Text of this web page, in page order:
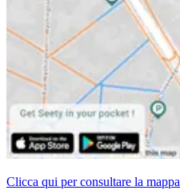
Clicca qui per consultare la